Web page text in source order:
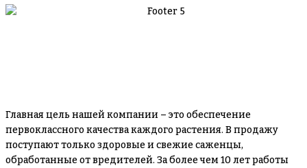
Главная цель нашей компании – это обеспечение
первоклассного качества каждого растения. В продажу
поступают только здоровые и свежие саженцы,
обработанные от вредителей. За более чем 10 лет работы